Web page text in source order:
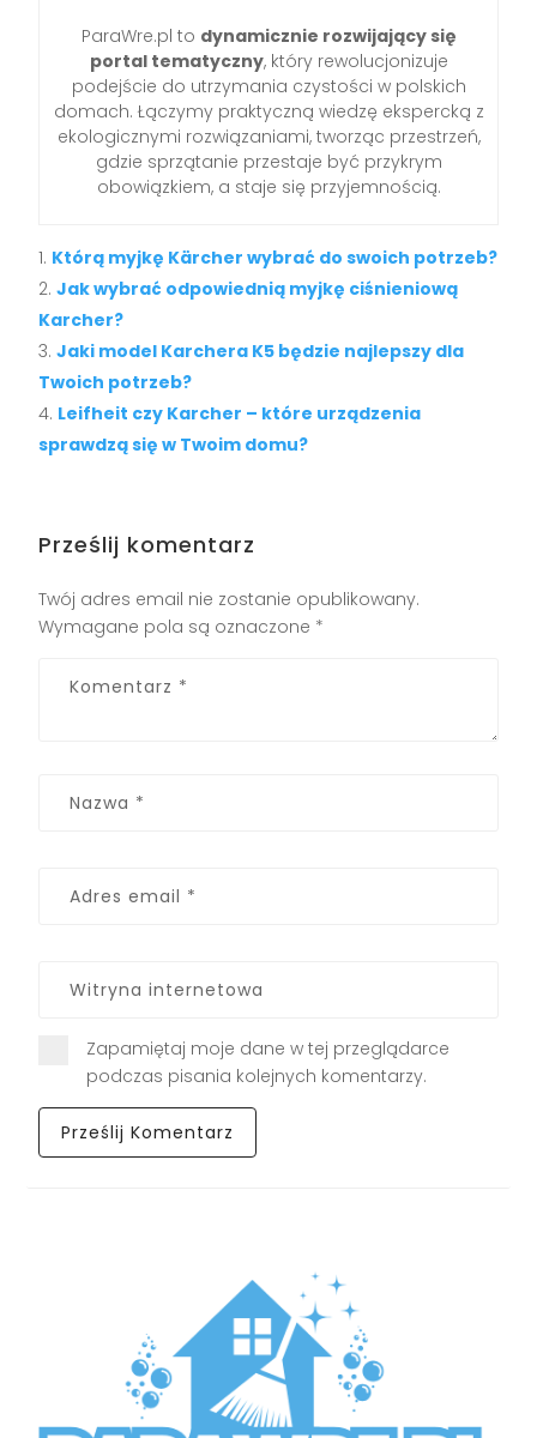
ParaWre.pl to dynamicznie rozwijający się
portal tematyczny, który rewolucjonizuje
podejście do utrzymania czystości w polskich
domach. Łączymy praktyczną wiedzę ekspercką z
ekologicznymi rozwiązaniami, tworząc przestrzeń,
gdzie sprzątanie przestaje być przykrym
obowiązkiem, a staje się przyjemnością.
Którą myjkę Kärcher wybrać do swoich potrzeb?
Jak wybrać odpowiednią myjkę ciśnieniową
Karcher?
Jaki model Karchera K5 będzie najlepszy dla
Twoich potrzeb?
Leifheit czy Karcher – które urządzenia
sprawdzą się w Twoim domu?
Prześlij komentarz
Twój adres email nie zostanie opublikowany.
Wymagane pola są oznaczone *
Zapamiętaj moje dane w tej przeglądarce
podczas pisania kolejnych komentarzy.